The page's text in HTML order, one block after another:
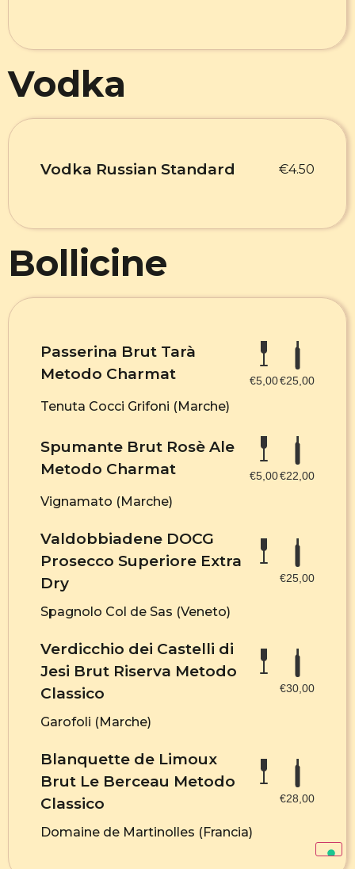
Vodka
Vodka Russian Standard €4.50
Bollicine
Passerina Brut Tarà
Metodo Charmat
€5,00€25,00
Tenuta Cocci Grifoni (Marche)
Spumante Brut Rosè Ale
Metodo Charmat
€5,00€22,00
Vignamato (Marche)
Valdobbiadene DOCG
Prosecco Superiore Extra
Dry
€25,00
Spagnolo Col de Sas (Veneto)
Verdicchio dei Castelli di
Jesi Brut Riserva Metodo
Classico
€30,00
Garofoli (Marche)
Blanquette de Limoux
Brut Le Berceau Metodo
Classico
€28,00
Domaine de Martinolles (Francia)